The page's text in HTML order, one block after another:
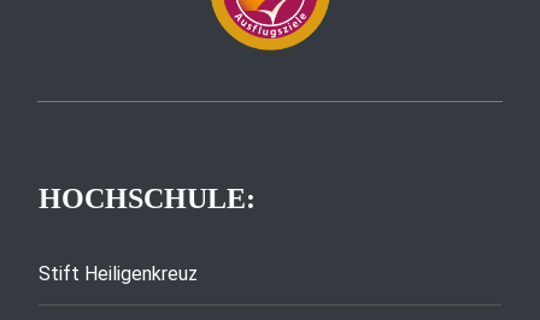
HOCHSCHULE:
Stift Heiligenkreuz